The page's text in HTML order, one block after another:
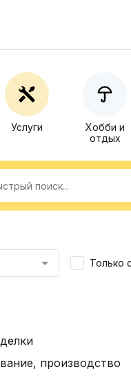
Услуги
Хобби и
отдых
Только
производство